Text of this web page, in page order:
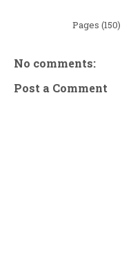
Pages (150)
No comments:
Post a Comment